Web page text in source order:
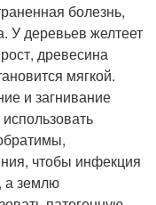
болезнь,
У деревьев желтеет
древесина
мягкой.
и загнивание
чтобы инфекция
а землю